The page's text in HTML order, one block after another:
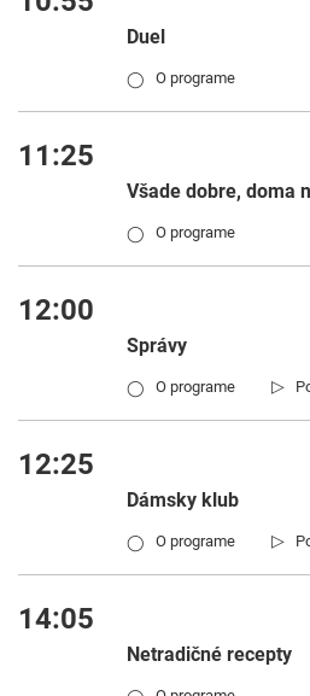
Duel
◯ O programe
11:25
Všade dobre, doma
◯ O programe
12:00
Správy
▷
◯ O programe
12:25
Dámsky klub
▷
◯ O programe
14:05
Netradičné recepty